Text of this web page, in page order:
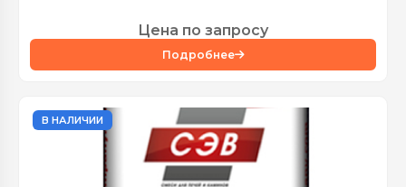
Подробнее
Цена по запросу
В НАЛИЧИИ